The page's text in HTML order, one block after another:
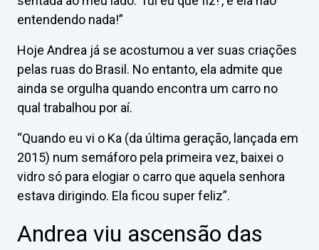
entendendo nada!”
Hoje Andrea já se acostumou a ver suas criações
pelas ruas do Brasil. No entanto, ela admite que
ainda se orgulha quando encontra um carro no
qual trabalhou por aí.
“Quando eu vi o Ka (da última geração, lançada em
2015) num semáforo pela primeira vez, baixei o
vidro só para elogiar o carro que aquela senhora
estava dirigindo. Ela ficou super feliz”.
Andrea viu ascensão das